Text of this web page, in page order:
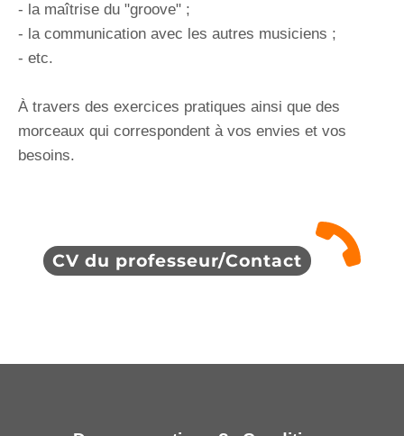
- la maîtrise du "groove" ;
- la communication avec les autres musiciens ;
- etc.
À travers des exercices pratiques ainsi que des
morceaux qui correspondent à vos envies et vos
besoins.
CV du professeur/Contact